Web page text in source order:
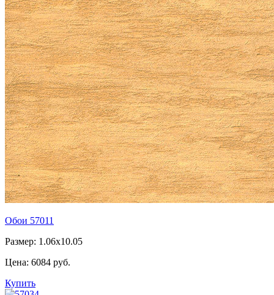
Обои 57011
Размер: 1.06x10.05
Цена: 6084 руб.
Купить